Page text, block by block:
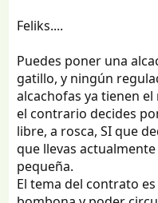
Feliks....
Puedes poner una
gatillo, y ningún
alcachofas ya tienen
el contrario decides
libre, a rosca, SI que
que llevas
pequeña.
El tema del contrato